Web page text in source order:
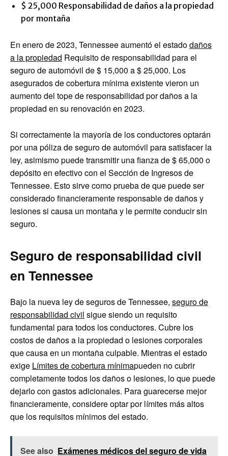
$ 25,000 Responsabilidad de daños a la propiedad
por montaña
En enero de 2023, Tennessee aumentó el estadodaños
a la propiedad Requisito de responsabilidad para el
seguro de automóvil de $ 15,000 a $ 25,000. Los
asegurados de cobertura mínima existente vieron un
aumento del tope de responsabilidad por daños a la
propiedad en su renovación en 2023.
Si correctamente la mayoría de los conductores optarán
por una póliza de seguro de automóvil para satisfacer la
ley, asimismo puede transmitir una fianza de $ 65,000 o
depósito en efectivo con el Sección de Ingresos de
Tennessee. Esto sirve como prueba de que puede ser
considerado financieramente responsable de daños y
lesiones si causa un montaña y le permite conducir sin
seguro.
Seguro de responsabilidad civil
en Tennessee
Bajo la nueva ley de seguros de Tennessee, seguro de
responsabilidad civil sigue siendo un requisito
fundamental para todos los conductores. Cubre los
costos de daños a la propiedad o lesiones corporales
que causa en un montaña culpable. Mientras el estado
exige Límites de cobertura mínimapueden no cubrir
completamente todos los daños o lesiones, lo que puede
dejarlo con gastos adicionales. Para guarecerse mejor
financieramente, considere optar por límites más altos
que los requisitos mínimos del estado.
See also Exámenes médicos del seguro de vida